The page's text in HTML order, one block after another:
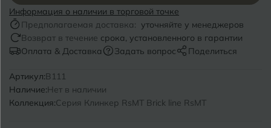
Информация о наличии в торговой точке
Предполагаемая доставка: уточняйте у менеджеров
Возврат в течение срока, установленного в гарантии
Оплата & Доставка
Задать вопрос Поделиться
Артикул:B111
Наличие:Нет в наличии
Коллекция:Серия Клинкер RsMT Brick line RsMT
Воронеж
Воткинск
Г Геленджик
Грозный
Сосновый Бор
Сочи